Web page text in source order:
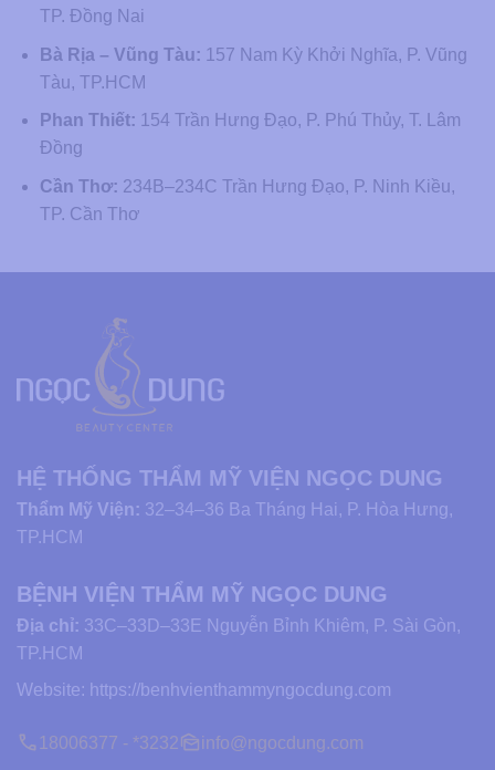
TP. Đồng Nai
Bà Rịa – Vũng Tàu: 157 Nam Kỳ Khởi Nghĩa, P. Vũng
Tàu, TP.HCM
Phan Thiết: 154 Trần Hưng Đạo, P. Phú Thủy, T. Lâm
Đồng
Cần Thơ: 234B–234C Trần Hưng Đạo, P. Ninh Kiều,
TP. Cần Thơ
HỆ THỐNG THẨM MỸ VIỆN NGỌC DUNG
Thẩm Mỹ Viện: 32–34–36 Ba Tháng Hai, P. Hòa Hưng,
TP.HCM
BỆNH VIỆN THẨM MỸ NGỌC DUNG
Địa chỉ: 33C–33D–33E Nguyễn Bỉnh Khiêm, P. Sài Gòn,
TP.HCM
Website: https://benhvienthammyngocdung.com
18006377 - *3232 info@ngocdung.com